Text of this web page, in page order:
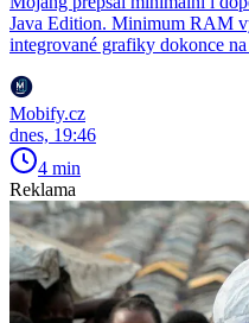
Java Edition. Minimum RAM
integrované grafiky dokonce
Mobify.cz
dnes, 19:46
4 min
Reklama